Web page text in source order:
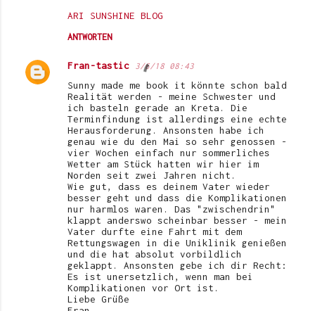
ARI SUNSHINE BLOG
ANTWORTEN
Fran-tastic 3/6/18 08:43
Sunny made me book it könnte schon bald
Realität werden - meine Schwester und
ich basteln gerade an Kreta. Die
Terminfindung ist allerdings eine echte
Herausforderung. Ansonsten habe ich
genau wie du den Mai so sehr genossen -
vier Wochen einfach nur sommerliches
Wetter am Stück hatten wir hier im
Norden seit zwei Jahren nicht.
Wie gut, dass es deinem Vater wieder
besser geht und dass die Komplikationen
nur harmlos waren. Das "zwischendrin"
klappt anderswo scheinbar besser - mein
Vater durfte eine Fahrt mit dem
Rettungswagen in die Uniklinik genießen
und die hat absolut vorbildlich
geklappt. Ansonsten gebe ich dir Recht:
Es ist unersetzlich, wenn man bei
Komplikationen vor Ort ist.
Liebe Grüße